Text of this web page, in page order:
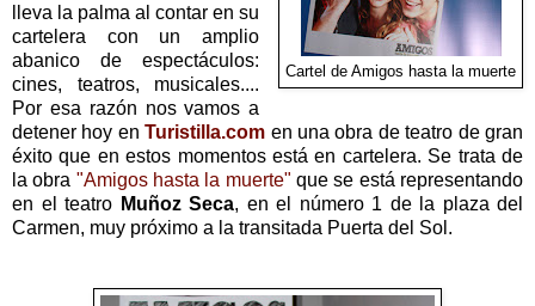
Cartel de Amigos hasta la muerte
lleva la palma al contar en su
cartelera con un amplio
abanico de espectáculos:
cines, teatros, musicales....
Por esa razón nos vamos a
detener hoy enTuristilla.com en una obra de teatro de gran
éxito que en estos momentos está en cartelera. Se trata de
la obra "Amigos hasta la muerte" que se está representando
en el teatro Muñoz Seca, en el número 1 de la plaza del
Carmen, muy próximo a la transitada Puerta del Sol.